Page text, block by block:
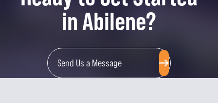
in Abilene?
Send Us a Message